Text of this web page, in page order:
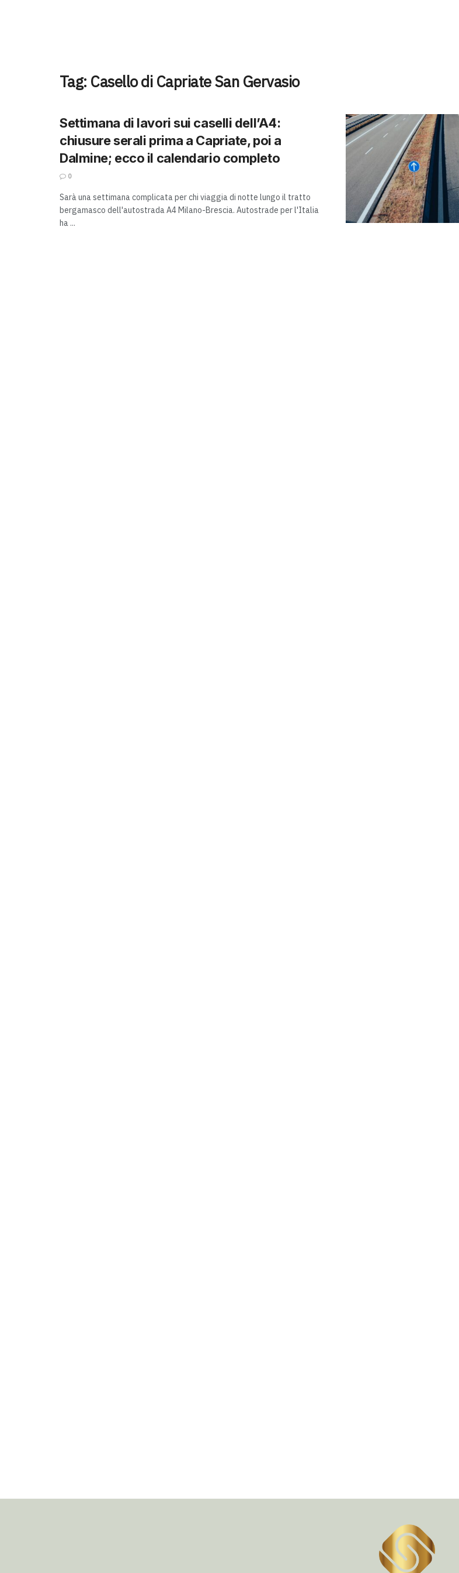
Tag: Casello di Capriate San Gervasio
Settimana di lavori sui caselli dell’A4:
chiusure serali prima a Capriate, poi a
Dalmine; ecco il calendario completo
0
Sarà una settimana complicata per chi viaggia di notte lungo il tratto
bergamasco dell'autostrada A4 Milano-Brescia. Autostrade per l'Italia
ha ...